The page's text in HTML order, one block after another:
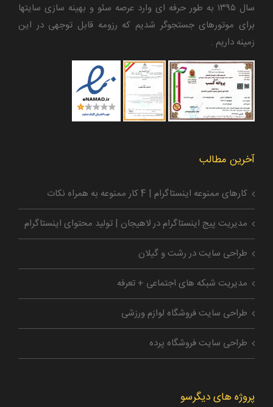
سال ۱۳۹۵ به طور حرفه ای وارد عرصه سئو و بهینه سازی سایتها
برای موتورهای جستجوگر شدیم که رزومه قابل توجهی در این
زمینه داریم .
آخرین مطالب
کارهای ممنوعه اینستاگرام | 4 کار ممنوعه به همراه نکات
مدیریت پیج اینستاگرام در لاهیجان | تولید محتوای اینستاگرام
طراحی سایت در رشت و گیلان
مدیریت شبکه های اجتماعی + تعرفه
طراحی سایت فروشگاه لوازم ورزشی
طراحی سایت فروشگاه پرده
پروژه های دیگرسو